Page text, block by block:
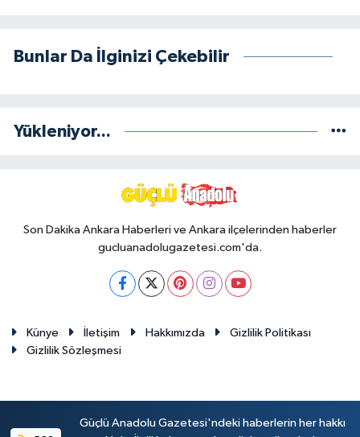
Bunlar Da İlginizi Çekebilir
Yükleniyor...
Son Dakika Ankara Haberleri ve Ankara ilçelerinden haberler
gucluanadolugazetesi.com'da.
Künye İletişim Hakkımızda
Gizlilik Politikası
Gizlilik Sözleşmesi
Güçlü Anadolu Gazetesi'ndeki haberlerin her hakkı